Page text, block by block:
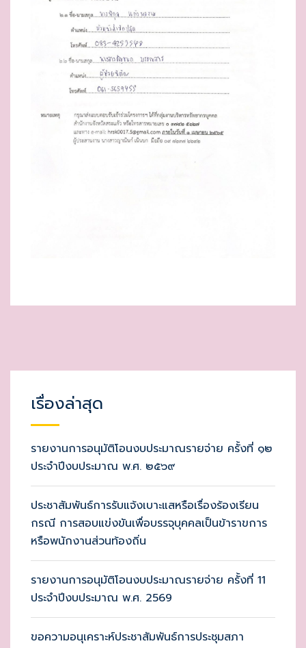
เรื่องล่าสุด
รายงานการอนุมัติโอนงบประมาณรายจ่าย ครั้งที่ ๑๒
ประจำปีงบประมาณ พ.ศ. ๒๕๖๙
ประชาสัมพันธ์การรับแจ้งเบาะแสหรือเรื่องร้องเรียน
กรณี การสอบแข่งขันเพื่อบรรจุบุคคลเป็นข้าราขการ
หรือพนักงานส่วนท้องถิ่น
รายงานการอนุมัติโอนงบประมาณรายจ่าย ครั้งที่ 11
ประจำปีงบประมาณ พ.ศ. 2569
ขอความอนุเคราะห์ประชาสัมพันธ์การประชุมสภา